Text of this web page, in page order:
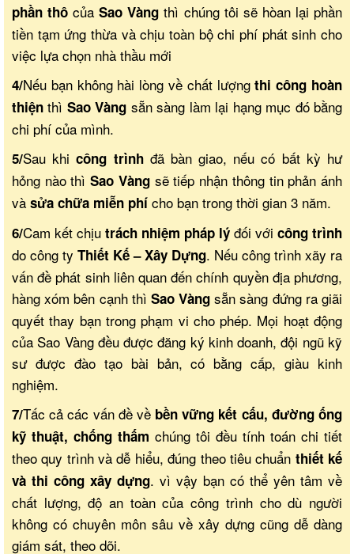
phần thô củaSao Vàng thì chúng tôi sẽ hòan lại phần
tiền tạm ứng thừa và chịu toàn bộ chi phí phát sinh cho
việc lựa chọn nhà thầu mới
4/Nếu bạn không hài lòng về chất lượngthi công hoàn
thiện thì Sao Vàng sẵn sàng làm lại hạng mục đó bằng
chi phí của mình.
5/Sau khicông trìnhđã bàn giao, nếu có bất kỳ hư
hỏng nào thìSao Vàngsẽ tiếp nhận thông tin phản ánh
và sửa chữa miễn phí cho bạn trong thời gian 3 năm.
6/Cam kết chịu trách nhiệm pháp lý đối với công trình
do công ty Thiết Kế – Xây Dựng. Nếu công trình xãy ra
vấn đề phát sinh liên quan đến chính quyền địa phương,
hàng xóm bên cạnh thì Sao Vàng sẵn sàng đứng ra giãi
quyết thay bạn trong phạm vi cho phép. Mọi hoạt động
của Sao Vàng đều được đăng ký kinh doanh, đội ngũ kỹ
sư được đào tạo bài bản, có bằng cấp, giàu kinh
nghiệm.
7/Tấc cả các vấn đề về bền vững kết cấu, đường ống
kỹ thuật, chống thấm chúng tôi đều tính toán chi tiết
theo quy trình và dễ hiểu, đúng theo tiêu chuẩn thiết kế
và thi công xây dựng. vì vậy bạn có thể yên tâm về
chất lượng, độ an toàn của công trình cho dù người
không có chuyên môn sâu về xây dựng cũng dễ dàng
giám sát, theo dõi.